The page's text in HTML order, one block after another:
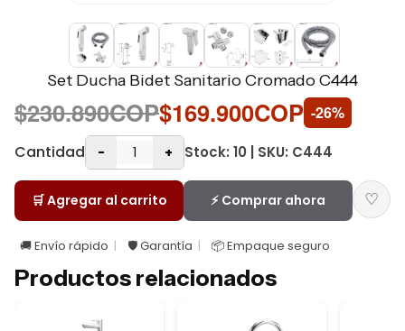
Set Ducha Bidet Sanitario Cromado C444
$230.890COP$169.900COP -26%
Cantidad
- + Stock: 10 | SKU: C444
🛒 Agregar al carrito ⚡ Comprar ahora ♡
🚚 Envío rápido 🛡️ Garantía 📦 Empaque seguro
Productos relacionados